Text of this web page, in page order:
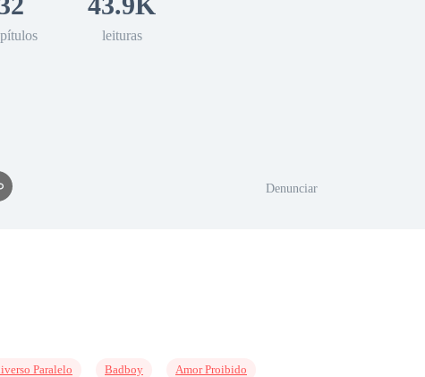
leituras
Denunciar
Paralelo Badboy Amor Proibido